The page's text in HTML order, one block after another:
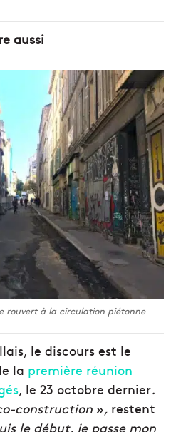
aussi
rouvert à la circulation piétonne
le discours est le
la première réunion
, le 23 octobre dernier.
construction », restent
le début, je passe mon